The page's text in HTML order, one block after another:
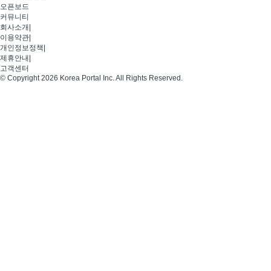
오픈보드
커뮤니티
회사소개
이용약관
개인정보정책
제휴안내
고객센터
© Copyright 2026 Korea Portal Inc. All Rights Reserved.